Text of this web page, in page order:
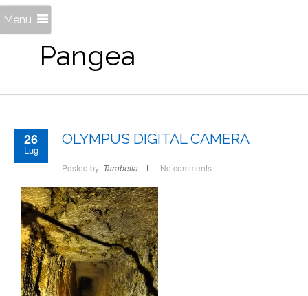
Pangea
Menu
26
Lug
OLYMPUS DIGITAL CAMERA
Posted by: Tarabella No comments